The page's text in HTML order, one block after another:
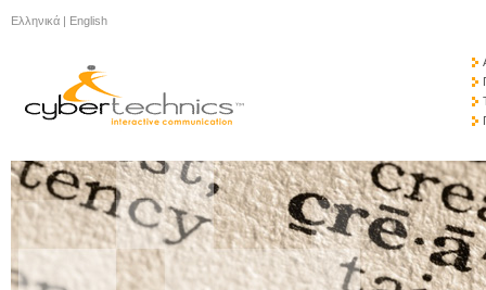
Ελληνικά | English